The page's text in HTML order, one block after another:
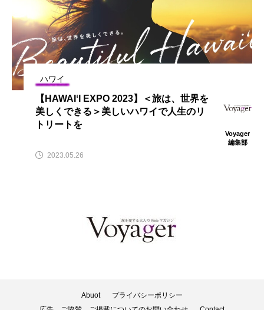
ハワイ
【HAWAIʻI EXPO 2023】＜旅は、世界を
美しくできる＞美しいハワイで人生のリ
トリートを
Voyager
編集部
2023.05.26
Abuot
プライバシーポリシー